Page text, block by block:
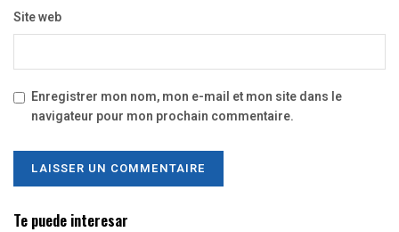
Site web
Enregistrer mon nom, mon e-mail et mon site dans le
navigateur pour mon prochain commentaire.
Te puede interesar